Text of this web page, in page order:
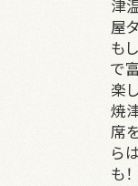
津
屋
も
で
楽
焼
席
ら
も！